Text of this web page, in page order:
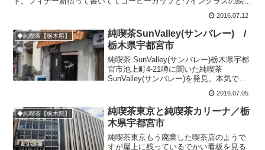
2016.07.12
◆純喫茶【栃木県】
純喫茶SunValley(サンバレー) /
栃木県宇都宮市
純喫茶 SunValley(サンバレー)栃木県宇都
宮市池上町4-21噂に聞いた純喫茶
SunValley(サンバレー)を発見。本気で探
そうと思い始めた頃、ちょうど出くわし
ました。早速、素晴らしく好みのドアに
胸が熱くなります。営業中の看板にひ...
2016.07.05
◆純喫茶【栃木県】
純喫茶東京と純喫茶カリーナ／栃
木県宇都宮市
純喫茶東京もう廃業した喫茶店のようで
すが屋上に残っているでかい看板を見る